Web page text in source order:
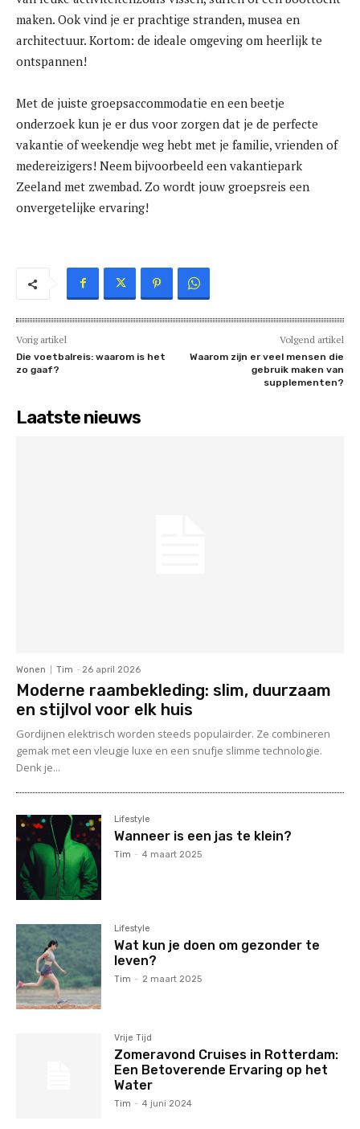
maken. Ook vind je er prachtige stranden, musea en
architectuur. Kortom: de ideale omgeving om heerlijk te
ontspannen!
Met de juiste groepsaccommodatie en een beetje
onderzoek kun je er dus voor zorgen dat je de perfecte
vakantie of weekendje weg hebt met je familie, vrienden of
medereizigers! Neem bijvoorbeeld een vakantiepark
Zeeland met zwembad. Zo wordt jouw groepsreis een
onvergetelijke ervaring!
Vorig artikel
Die voetbalreis: waarom is het
zo gaaf?
Volgend artikel
Waarom zijn er veel mensen die
gebruik maken van
supplementen?
Laatste nieuws
Wonen Tim - 26 april 2026
Moderne raambekleding: slim, duurzaam
en stijlvol voor elk huis
Gordijnen elektrisch worden steeds populairder. Ze combineren
gemak met een vleugje luxe en een snufje slimme technologie.
Denk je...
Lifestyle
Wanneer is een jas te klein?
Tim - 4 maart 2025
Lifestyle
Wat kun je doen om gezonder te
leven?
Tim - 2 maart 2025
Vrije Tijd
Zomeravond Cruises in Rotterdam:
Een Betoverende Ervaring op het
Water
Tim - 4 juni 2024